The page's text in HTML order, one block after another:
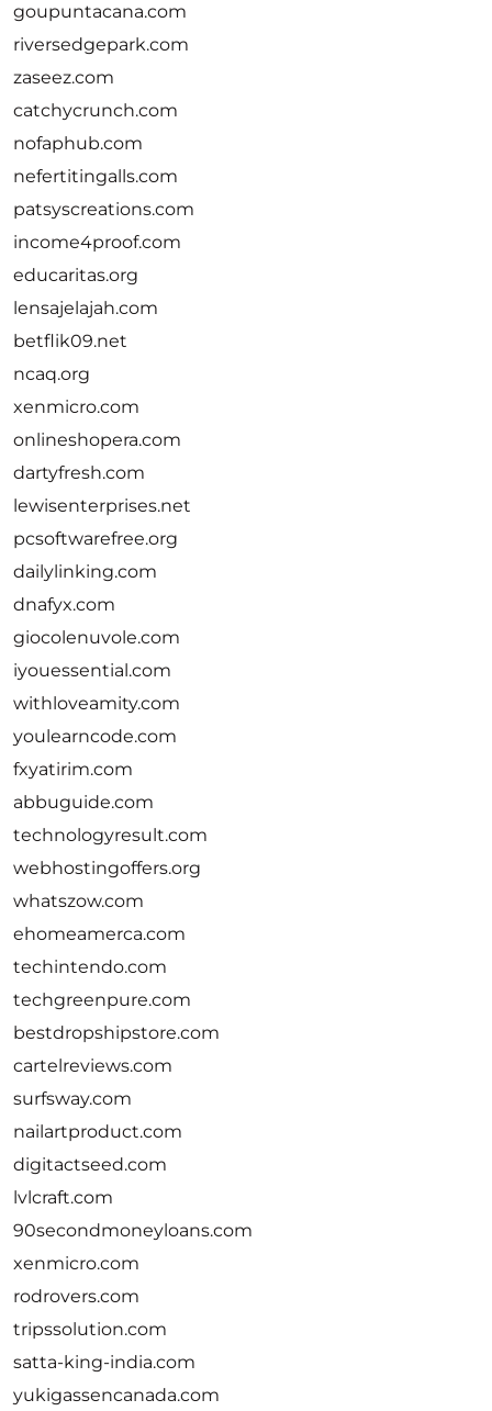
goupuntacana.com
riversedgepark.com
zaseez.com
catchycrunch.com
nofaphub.com
nefertitingalls.com
patsyscreations.com
income4proof.com
educaritas.org
lensajelajah.com
betflik09.net
ncaq.org
xenmicro.com
onlineshopera.com
dartyfresh.com
lewisenterprises.net
pcsoftwarefree.org
dailylinking.com
dnafyx.com
giocolenuvole.com
iyouessential.com
withloveamity.com
youlearncode.com
fxyatirim.com
abbuguide.com
technologyresult.com
webhostingoffers.org
whatszow.com
ehomeamerca.com
techintendo.com
techgreenpure.com
bestdropshipstore.com
cartelreviews.com
surfsway.com
nailartproduct.com
digitactseed.com
lvlcraft.com
90secondmoneyloans.com
xenmicro.com
rodrovers.com
tripssolution.com
satta-king-india.com
yukigassencanada.com